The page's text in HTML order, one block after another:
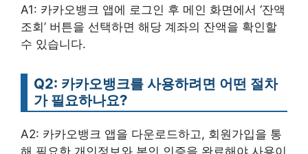
A1: 카카오뱅크 앱에 로그인 후 메인 화면에서 ‘잔액
조회’ 버튼을 선택하면 해당 계좌의 잔액을 확인할
수 있습니다.
Q2: 카카오뱅크를 사용하려면 어떤 절차
가 필요하나요?
A2: 카카오뱅크 앱을 다운로드하고, 회원가입을 통
해 필요한 개인정보와 본인 인증을 완료해야 사용이